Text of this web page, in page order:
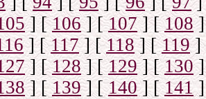
] [106] [107] [108]
] [117] [118] [119]
] [128] [129] [130]
] [139] [140] [141]